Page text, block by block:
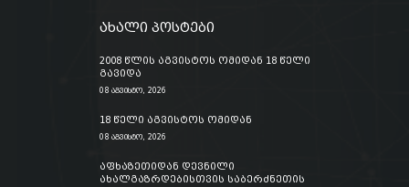
ახალი პოსტები
2008 წლის აგვისტოს ომიდან 18 წელი
გავიდა
08 აგვისტო, 2026
18 წელი აგვისტოს ომიდან
08 აგვისტო, 2026
აფხაზეთიდან დევნილი
ახალგაზრდებისთვის საბერძნეთის